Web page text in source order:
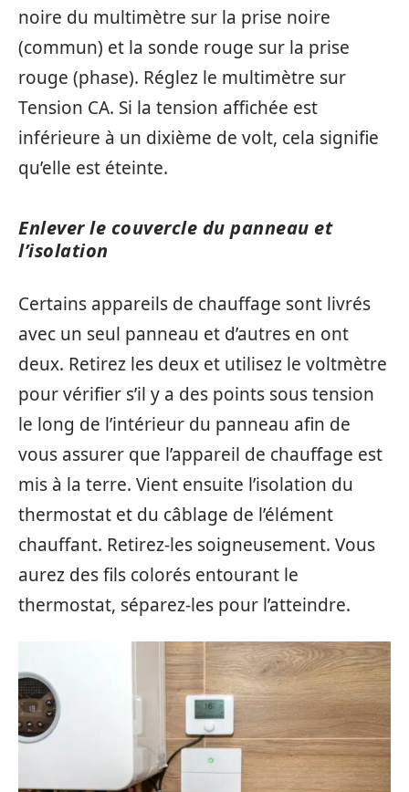
noire du multimètre sur la prise noire
(commun) et la sonde rouge sur la prise
rouge (phase). Réglez le multimètre sur
Tension CA. Si la tension affichée est
inférieure à un dixième de volt, cela signifie
qu’elle est éteinte.
Enlever le couvercle du panneau et
l’isolation
Certains appareils de chauffage sont livrés
avec un seul panneau et d’autres en ont
deux. Retirez les deux et utilisez le voltmètre
pour vérifier s’il y a des points sous tension
le long de l’intérieur du panneau afin de
vous assurer que l’appareil de chauffage est
mis à la terre. Vient ensuite l’isolation du
thermostat et du câblage de l’élément
chauffant. Retirez-les soigneusement. Vous
aurez des fils colorés entourant le
thermostat, séparez-les pour l’atteindre.